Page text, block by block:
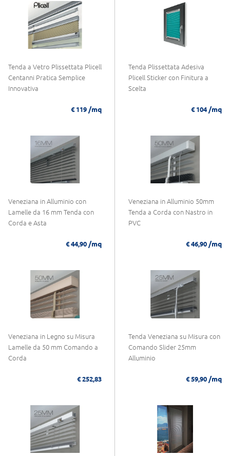
Tenda a Vetro Plissettata Plicell
Centanni Pratica Semplice
Innovativa
€ 119 /mq
Tenda Plissettata Adesiva
Plicell Sticker con Finitura a
Scelta
€ 104 /mq
Veneziana in Alluminio con
Lamelle da 16 mm Tenda con
Corda e Asta
€ 44,90 /mq
Veneziana in Alluminio 50mm
Tenda a Corda con Nastro in
PVC
€ 46,90 /mq
Veneziana in Legno su Misura
Lamelle da 50 mm Comando a
Corda
€ 252,83
Tenda Veneziana su Misura con
Comando Slider 25mm
Alluminio
€ 59,90 /mq